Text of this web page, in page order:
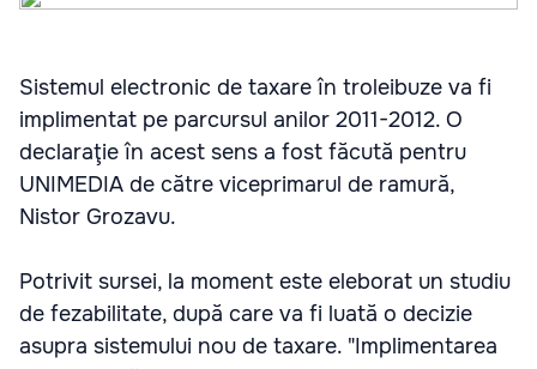
Sistemul electronic de taxare în troleibuze va fi
implimentat pe parcursul anilor 2011-2012. O
declaraţie în acest sens a fost făcută pentru
UNIMEDIA de către viceprimarul de ramură,
Nistor Grozavu.
Potrivit sursei, la moment este eleborat un studiu
de fezabilitate, după care va fi luată o decizie
asupra sistemului nou de taxare. "Implimentarea